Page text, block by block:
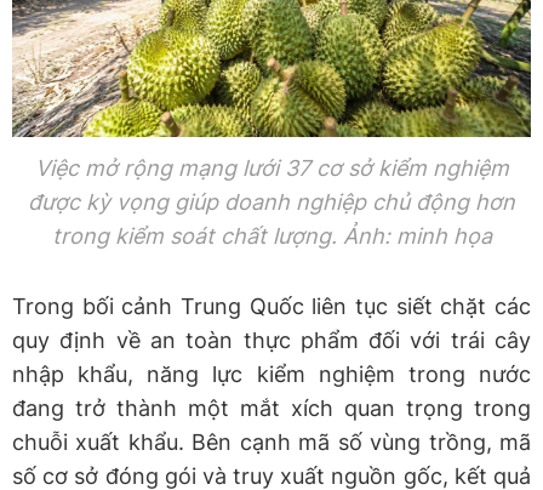
Việc mở rộng mạng lưới 37 cơ sở kiểm nghiệm
được kỳ vọng giúp doanh nghiệp chủ động hơn
trong kiểm soát chất lượng. Ảnh: minh họa
Trong bối cảnh Trung Quốc liên tục siết chặt các
quy định về an toàn thực phẩm đối với trái cây
nhập khẩu, năng lực kiểm nghiệm trong nước
đang trở thành một mắt xích quan trọng trong
chuỗi xuất khẩu. Bên cạnh mã số vùng trồng, mã
số cơ sở đóng gói và truy xuất nguồn gốc, kết quả